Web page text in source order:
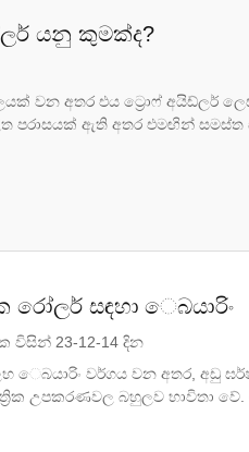
යනු කුමක්ද?
වන අතර එය ට්‍රොෆ් අයිඩ්ලර්
පරාසයක් ඇති අතර එමඟින් සමස්ත
රෝලර් සඳහා ෙබයාරිං
විසින් 23-12-14 දින
ෙබයාරිං වර්ගය වන අතර, අඩු
උපකරණවල බහුලව භාවිතා